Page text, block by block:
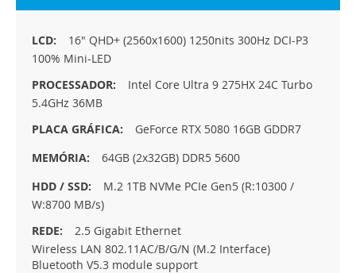
Mais
informação
16" QHD+ (2560x1600) 1250nits 300Hz DCI-P3
100% Mini-LED
Intel Core Ultra 9 275HX 24C Turbo
5.4GHz 36MB
GeForce RTX 5080 16GB GDDR7
64GB (2x32GB) DDR5 5600
M.2 1TB NVMe PCIe Gen5 (R:10300 /
W:8700 MB/s)
2.5 Gigabit Ethernet
Wireless LAN 802.11AC/B/G/N (M.2 Interface)
Bluetooth V5.3 module support